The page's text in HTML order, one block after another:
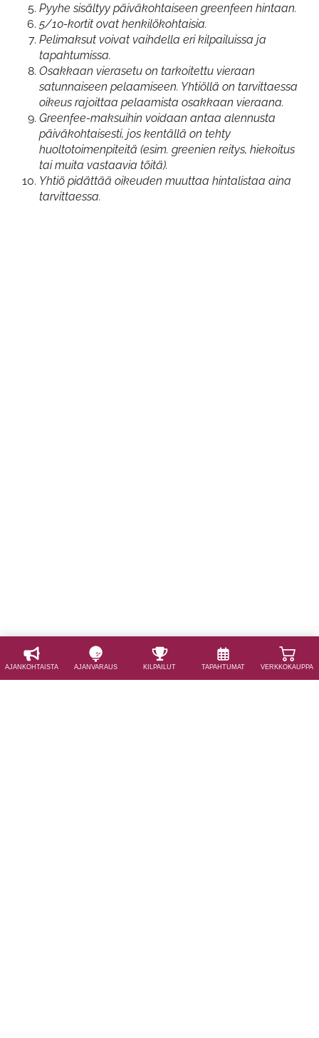
AJAN­KOHTAISTA AJAN­VARAUS KILPAILUT TAPAHTUMAT VERKKOKAUPPA
Pyyhe sisältyy päiväkohtaiseen greenfeen hintaan.
5/10-kortit ovat henkilökohtaisia.
Pelimaksut voivat vaihdella eri kilpailuissa ja
tapahtumissa.
Osakkaan vierasetu on tarkoitettu vieraan
satunnaiseen pelaamiseen. Yhtiöllä on tarvittaessa
oikeus rajoittaa pelaamista osakkaan vieraana.
Greenfee-maksuihin voidaan antaa alennusta
päiväkohtaisesti, jos kentällä on tehty
huoltotoimenpiteitä (esim. greenien reitys, hiekoitus
tai muita vastaavia töitä).
Yhtiö pidättää oikeuden muuttaa hintalistaa aina
tarvittaessa.